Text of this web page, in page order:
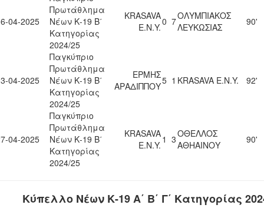
04-2025
Πρωτάθλημα
Νέων Κ-19 Β΄
Κατηγορίας
2024/25
KRASAVA
Ε.Ν.Y.0 7ΟΛΥΜΠΙΑΚΟΣ
ΛΕΥΚΩΣΙΑΣ
90'
04-2025
Παγκύπριο
Πρωτάθλημα
Νέων Κ-19 Β΄
Κατηγορίας
2024/25
ΕΡΜΗΣ
ΑΡΑΔΙΠΠΟΥ5 1 KRASAVA Ε.Ν.Y. 92'
04-2025
Παγκύπριο
Πρωτάθλημα
Νέων Κ-19 Β΄
Κατηγορίας
2024/25
KRASAVA
Ε.Ν.Y. 1 3ΟΘΕΛΛΟΣ
ΑΘΗΑΙΝΟΥ
90'
Κύπελλο Νέων Κ-19 Α΄ Β΄ Γ΄ Κατηγορίας